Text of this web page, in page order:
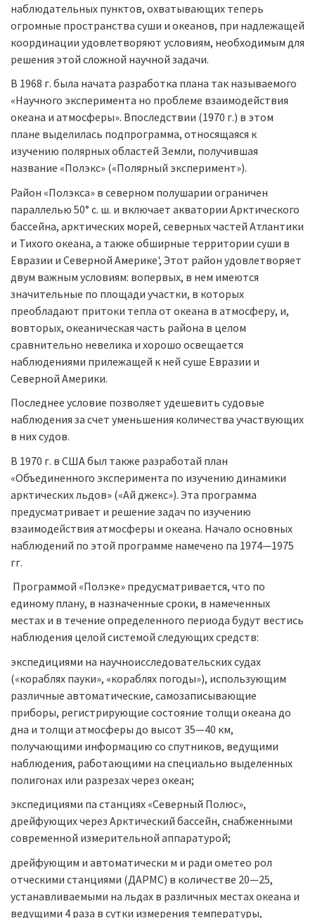
наблюдательных пунктов, охватывающих теперь
огромные пространства суши и океанов, при надлежащей
координации удовлетворяют условиям, необходимым для
решения этой сложной научной задачи.
В 1968 г. была начата разработка плана так называемого
«Научного эксперимента но проблеме взаимодействия
океана и атмосферы». Впоследствии (1970 г.) в этом
плане выделилась подпрограмма, относящаяся к
изучению полярных областей Земли, получившая
название «Полэкс» («Полярный эксперимент»).
Район «Полэкса» в северном полушарии ограничен
параллелью 50° с. ш. и включает акватории Арктического
бассейна, арктических морей, северных частей Атлантики
и Тихого океана, а также обширные территории суши в
Евразии и Северной Америке', Этот район удовлетворяет
двум важным условиям: вопервых, в нем имеются
значительные по площади участки, в которых
преобладают притоки тепла от океана в атмосферу, и,
вовторых, океаническая часть района в целом
сравнительно невелика и хорошо освещается
наблюдениями прилежащей к ней суше Евразии и
Северной Америки.
Последнее условие позволяет удешевить судовые
наблюдения за счет уменьшения количества участвующих
в них судов.
В 1970 г. в США был также разработай план
«Объединенного эксперимента по изучению динамики
арктических льдов» («Ай джекс»). Эта программа
предусматривает и решение задач по изучению
взаимодействия атмосферы и океана. Начало основных
наблюдений по этой программе намечено па 1974—1975
гг.
Программой «Полэке» предусматривается, что по
единому плану, в назначенные сроки, в намеченных
местах и в течение определенного периода будут вестись
наблюдения целой системой следующих средств:
экспедициями на научноисследовательских судах
(«кораблях пауки», «кораблях погоды»), использующим
различные автоматические, самозаписывающие
приборы, регистрирующие состояние толщи океана до
дна и толщи атмосферы до высот 35—40 км,
получающими информацию со спутников, ведущими
наблюдения, работающими на специально выделенных
полигонах или разрезах через океан;
экспедициями па станциях «Северный Полюс»,
дрейфующих через Арктический бассейн, снабженными
современной измерительной аппаратурой;
дрейфующим и автоматически м и ради ометео рол
отческими станциями (ДАРМС) в количестве 20—25,
устанавливаемыми на льдах в различных местах океана и
ведущими 4 раза в сутки измерения температуры,